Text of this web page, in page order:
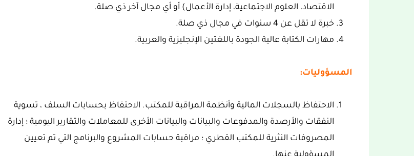
الاقتصاد، العلوم الاجتماعية، إدارة الأعمال) أو أي مجال آخر ذي صلة.
خبرة لا تقل عن 4 سنوات في مجال ذي صلة.
مهارات الكتابة عالية الجودة باللغتين الإنجليزية والعربية.
المسؤوليات:
الاحتفاظ بالسجلات المالية وأنظمة المراقبة للمكتب. الاحتفاظ بحسابات السلف ، تسوية
النفقات والأرصدة والمدفوعات والبيانات والبيانات الأخرى للمعاملات والتقارير اليومية ؛ إدارة
المصروفات النثرية للمكتب القطري ؛ مراقبة حسابات المشروع والبرنامج التي تم تعيين